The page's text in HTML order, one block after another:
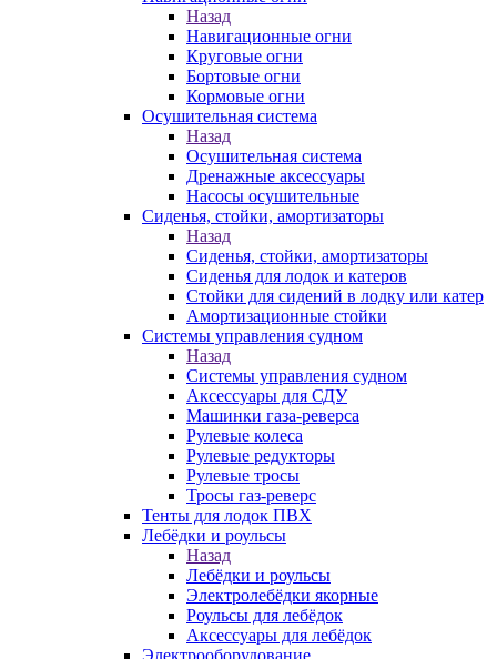
Назад
Навигационные огни
Круговые огни
Бортовые огни
Кормовые огни
Осушительная система
Назад
Осушительная система
Дренажные аксессуары
Насосы осушительные
Сиденья, стойки, амортизаторы
Назад
Сиденья, стойки, амортизаторы
Сиденья для лодок и катеров
Стойки для сидений в лодку или катер
Амортизационные стойки
Системы управления судном
Назад
Системы управления судном
Аксессуары для СДУ
Машинки газа-реверса
Рулевые колеса
Рулевые редукторы
Рулевые тросы
Тросы газ-реверс
Тенты для лодок ПВХ
Лебёдки и роульсы
Назад
Лебёдки и роульсы
Электролебёдки якорные
Роульсы для лебёдок
Аксессуары для лебёдок
Электрооборудование